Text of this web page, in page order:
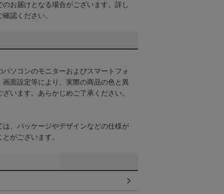
お届けとなる場合がございます。詳し
確認ください。
ソコンのモニターおよびスマートフォ
画面設定等により、実際の商品の色と異
います。あらかじめご了承ください。
は、パッケージやデザインなどの仕様が
がございます。